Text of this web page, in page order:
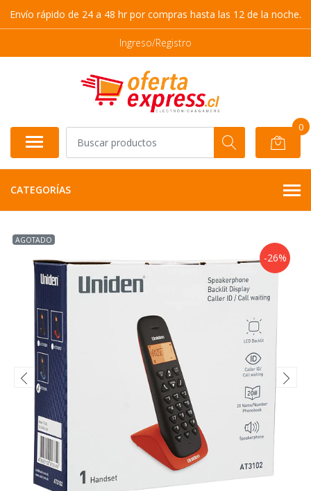
Envío rápido de 24 a 48 hr por compras hasta las 12 de la noche.
Ingreso/Registro
0
CATEGORÍAS
AGOTADO
-26%